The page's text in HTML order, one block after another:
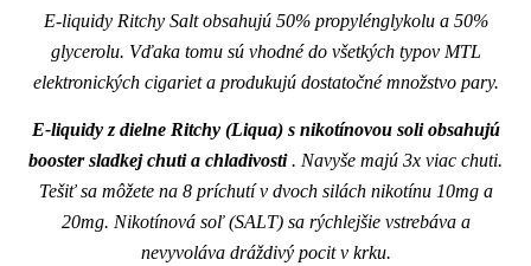
E-liquidy Ritchy Salt obsahujú 50% propylénglykolu a 50%
glycerolu. Vďaka tomu sú vhodné do všetkých typov MTL
elektronických cigariet a produkujú dostatočné množstvo pary.
E-liquidy z dielne Ritchy (Liqua) s nikotínovou soli obsahujú
booster sladkej chuti a chladivosti. Navyše majú 3x viac chuti.
Tešiť sa môžete na 8 príchutí v dvoch silách nikotínu 10mg a
20mg. Nikotínová soľ (SALT) sa rýchlejšie vstrebáva a
nevyvoláva dráždivý pocit v krku.